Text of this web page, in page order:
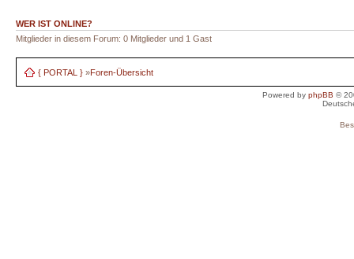
WER IST ONLINE?
Mitglieder in diesem Forum: 0 Mitglieder und 1 Gast
{ PORTAL } »Foren-Übersicht
Powered byphpBB ©